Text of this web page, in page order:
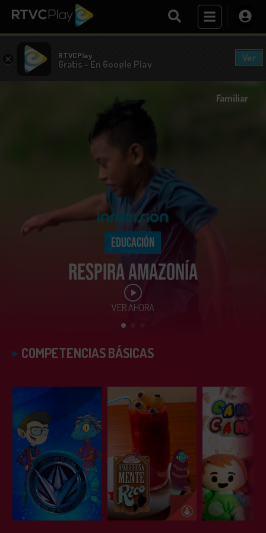
× RTVCPlay
Gratis - En Google Play
Ver
Familiar
EDUCACIÓN
RESPIRA AMAZONÍA
VER AHORA
COMPETENCIAS BÁSICAS
ESCUCHAR ESCUCHAR